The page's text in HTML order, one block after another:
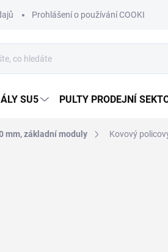
Prohlášení o používání COOKIES
SU5 PULTY PRODEJNÍ
mm, základní moduly Kovový